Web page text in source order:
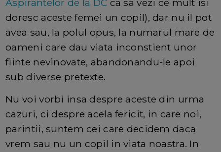
Aspirantelor de la DC ca sa vezi ce mult isi
doresc aceste femei un copil), dar nu il pot
avea sau, la polul opus, la numarul mare de
oameni care dau viata inconstient unor
fiinte nevinovate, abandonandu-le apoi
sub diverse pretexte.
Nu voi vorbi insa despre aceste din urma
cazuri, ci despre acela fericit, in care noi,
parintii, suntem cei care decidem daca
vrem sau nu un copil in viata noastra. In